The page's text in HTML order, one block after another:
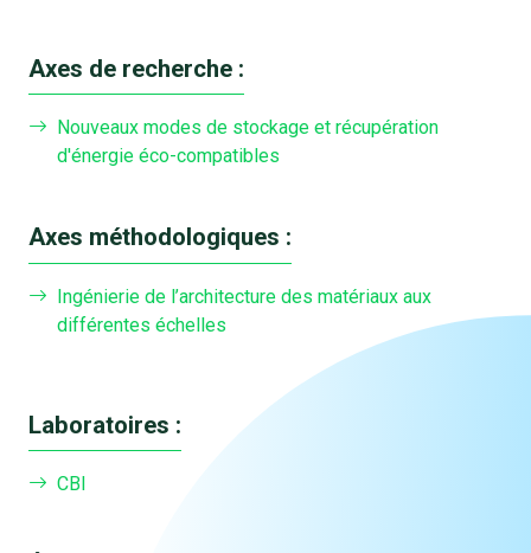
Axes de recherche :
Nouveaux modes de stockage et récupération
d'énergie éco-compatibles
Axes méthodologiques :
Ingénierie de l’architecture des matériaux aux
différentes échelles
Laboratoires :
CBI